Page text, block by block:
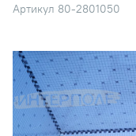
Артикул 80-2801050